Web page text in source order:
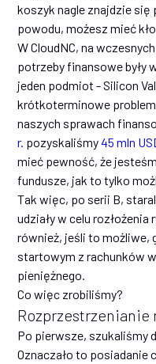
koszyk nagle znajdzie
powodu, możesz mieć
W CloudNC, na
potrzeby finansowe były
jeden podmiot - Silicon
krótkoterminowe
naszych sprawach
r. pozyskaliśmy45 mln
mieć pewność, że
fundusze, jak to tylko
Tak więc, po serii B,
udziały w celu
również, jeśli to możliwe,
startowym z rachunków
pieniężnego.
Co więc zrobiliśmy?
Rozprzestrzenianie
Po pierwsze, szukaliśmy
Oznaczało to posiadanie